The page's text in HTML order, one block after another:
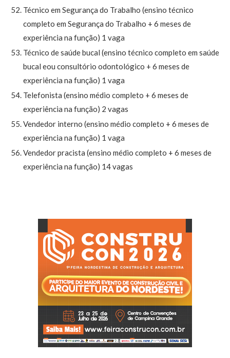
Técnico em Segurança do Trabalho (ensino técnico
completo em Segurança do Trabalho + 6 meses de
experiência na função) 1 vaga
Técnico de saúde bucal (ensino técnico completo em saúde
bucal eou consultório odontológico + 6 meses de
experiência na função) 1 vaga
Telefonista (ensino médio completo + 6 meses de
experiência na função) 2 vagas
Vendedor interno (ensino médio completo + 6 meses de
experiência na função) 1 vaga
Vendedor pracista (ensino médio completo + 6 meses de
experiência na função) 14 vagas